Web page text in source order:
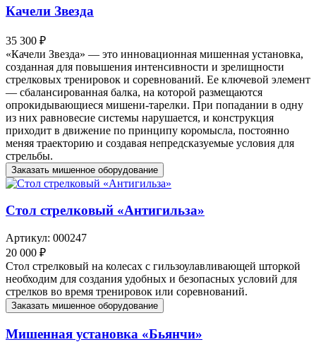
Качели Звезда
35 300 ₽
«Качели Звезда» — это инновационная мишенная установка,
созданная для повышения интенсивности и зрелищности
стрелковых тренировок и соревнований. Ее ключевой элемент
— сбалансированная балка, на которой размещаются
опрокидывающиеся мишени-тарелки. При попадании в одну
из них равновесие системы нарушается, и конструкция
приходит в движение по принципу коромысла, постоянно
меняя траекторию и создавая непредсказуемые условия для
стрельбы.
Заказать мишенное оборудование
Стол стрелковый «Антигильза»
Артикул: 000247
20 000 ₽
Стол стрелковый на колесах с гильзоулавливающей шторкой
необходим для создания удобных и безопасных условий для
стрелков во время тренировок или соревнований.
Заказать мишенное оборудование
Мишенная установка «Бьянчи»